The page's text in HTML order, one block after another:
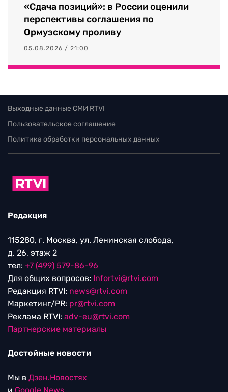
«Сдача позиций»: в России оценили
перспективы соглашения по
Ормузскому проливу
05.08.2026 / 21:00
Выходные данные СМИ RTVI
Пользовательское соглашение
Политика обработки персональных данных
Редакция
115280, г. Москва, ул. Ленинская слобода,
д. 26, этаж 2
тел: +7 (499) 579-86-96
Для общих вопросов: Infortvi@rtvi.com
Редакция RTVI: news@rtvi.com
Маркетинг/PR: pr@rtvi.com
Реклама RTVI: adv-eu@rtvi.com
Партнерские материалы
Достойные новости
Мы в Дзен.Новостях